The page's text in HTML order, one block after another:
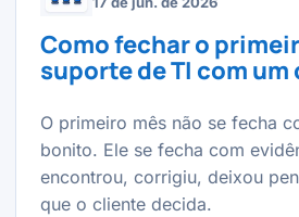
Como fechar o
suporte de TI com
O primeiro mês não se fecha
bonito. Ele se fecha com
encontrou, corrigiu, deixou
que o cliente decida.